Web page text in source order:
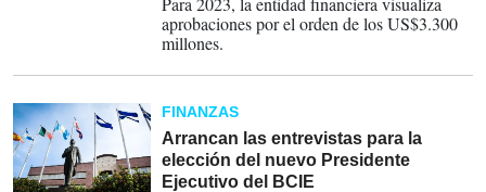
aprobaciones por el orden de los US$3.300
millones.
FINANZAS
Arrancan las entrevistas para la
elección del nuevo Presidente
Ejecutivo del BCIE